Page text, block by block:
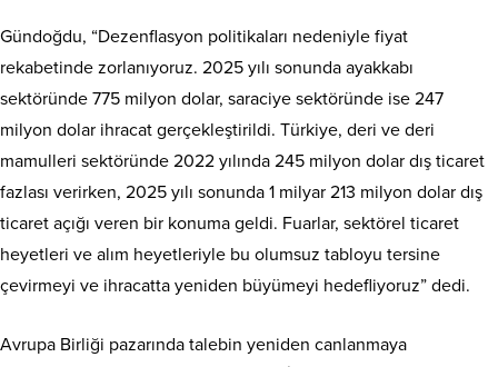
Gündoğdu, “Dezenflasyon politikaları nedeniyle fiyat
rekabetinde zorlanıyoruz. 2025 yılı sonunda ayakkabı
sektöründe 775 milyon dolar, saraciye sektöründe ise 247
milyon dolar ihracat gerçekleştirildi. Türkiye, deri ve deri
mamulleri sektöründe 2022 yılında 245 milyon dolar dış ticaret
fazlası verirken, 2025 yılı sonunda 1 milyar 213 milyon dolar dış
ticaret açığı veren bir konuma geldi. Fuarlar, sektörel ticaret
heyetleri ve alım heyetleriyle bu olumsuz tabloyu tersine
çevirmeyi ve ihracatta yeniden büyümeyi hedefliyoruz” dedi.
Avrupa Birliği pazarında talebin yeniden canlanmaya